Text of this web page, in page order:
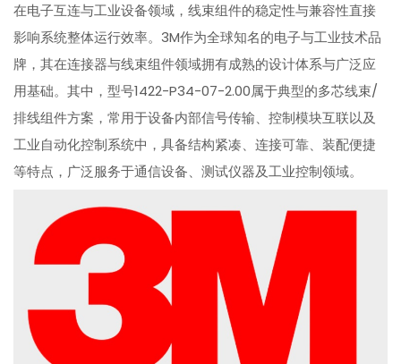
在电子互连与工业设备领域，线束组件的稳定性与兼容性直接
影响系统整体运行效率。3M作为全球知名的电子与工业技术品
牌，其在连接器与线束组件领域拥有成熟的设计体系与广泛应
用基础。其中，型号1422-P34-07-2.00属于典型的多芯线束/
排线组件方案，常用于设备内部信号传输、控制模块互联以及
工业自动化控制系统中，具备结构紧凑、连接可靠、装配便捷
等特点，广泛服务于通信设备、测试仪器及工业控制领域。